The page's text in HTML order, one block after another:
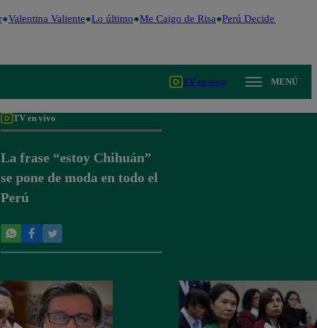
Valentina Valiente Lo último Me Caigo de Risa Perú Decide 2026
TV en vivo MENÚ
TV en vivo
La frase “estoy Chihuán”
se pone de moda en todo el
Perú